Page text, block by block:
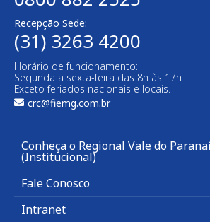
Recepção Sede:
(31) 3263 4200
Horário de funcionamento:
Segunda a sexta-feira das 8h às 17h
Exceto feriados nacionais e locais.
crc@fiemg.com.br
Conheça o Regional Vale do
(Institucional)
Fale Conosco
Intranet